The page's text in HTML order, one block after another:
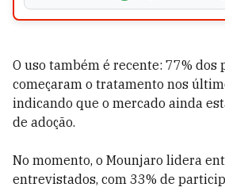
O uso também é recente: 77% dos
começaram o tratamento nos
indicando que o mercado ainda
de adoção.
No momento, o Mounjaro lidera
entrevistados, com 33% de